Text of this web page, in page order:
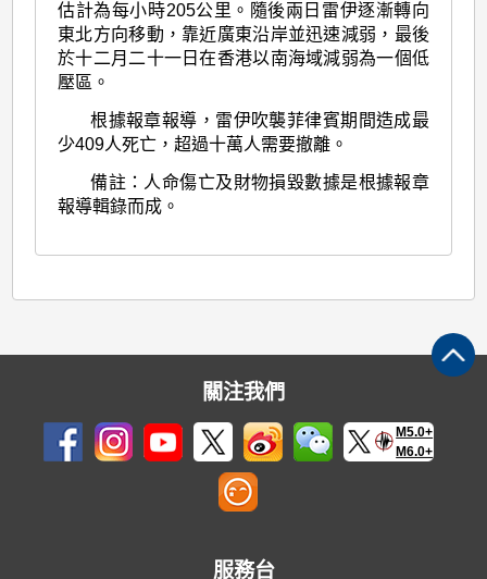
估計為每小時205公里。隨後兩日雷伊逐漸轉向
東北方向移動，靠近廣東沿岸並迅速減弱，最後
於十二月二十一日在香港以南海域減弱為一個低
壓區。
根據報章報導，雷伊吹襲菲律賓期間造成最
少409人死亡，超過十萬人需要撤離。
備註：人命傷亡及財物損毀數據是根據報章
報導輯錄而成。
關注我們
M5.0+
M6.0+
服務台